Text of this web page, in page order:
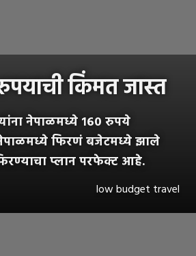
किंमत जास्त
नेपाळमध्ये १६० रुपये
फिरणं बजेटमध्ये झाले
प्लान परफेक्ट आहे.
low budget travel